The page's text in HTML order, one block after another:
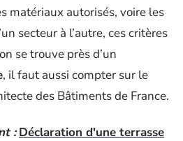
matériaux autorisés, voire les
secteur à l’autre, ces critères
se trouve près d’un
, il faut aussi compter sur le
des Bâtiments de France.
: Déclaration d'une terrasse